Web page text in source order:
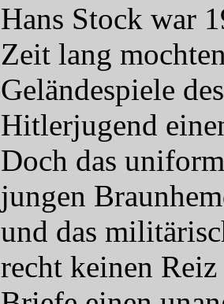
Hans Stock war
Zeit lang
Geländespiele
Hitlerjugend
Doch das
jungen
und das
recht keinen